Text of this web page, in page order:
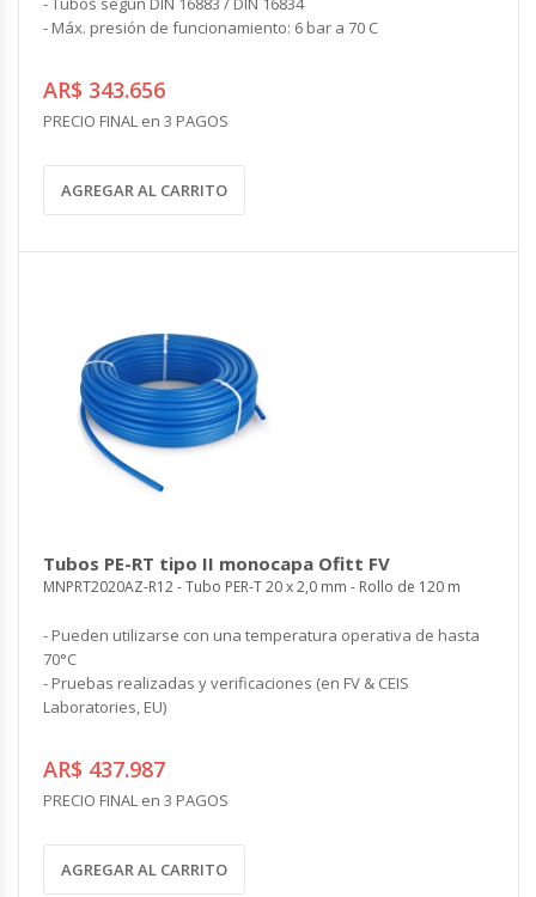
- Máx. presión de funcionamiento: 6 bar a 70 C
AR$ 343.656
PRECIO FINAL en 3 PAGOS
AGREGAR AL CARRITO
Tubos PE-RT tipo II monocapa Ofitt FV
MNPRT2020AZ-R12 - Tubo PER-T 20 x 2,0 mm - Rollo de 120 m
- Pueden utilizarse con una temperatura operativa de hasta
70°C
- Pruebas realizadas y verificaciones (en FV & CEIS
Laboratories, EU)
AR$ 437.987
PRECIO FINAL en 3 PAGOS
AGREGAR AL CARRITO